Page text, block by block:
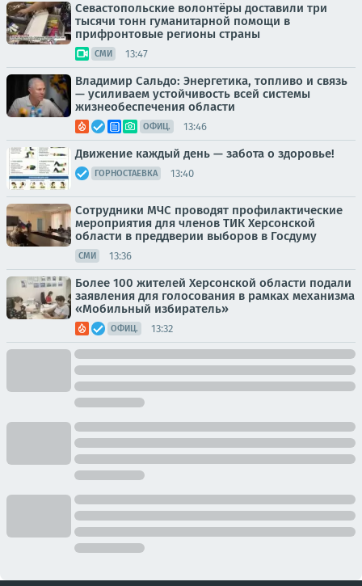
Севастопольские волонтёры доставили три
тысячи тонн гуманитарной помощи в
прифронтовые регионы страны
СМИ 13:47
Владимир Сальдо: Энергетика, топливо и связь
— усиливаем устойчивость всей системы
жизнеобеспечения области
ОФИЦ. 13:46
Движение каждый день — забота о здоровье!
ГОРНОСТАЕВКА 13:40
Сотрудники МЧС проводят профилактические
мероприятия для членов ТИК Херсонской
области в преддверии выборов в Госдуму
СМИ 13:36
Более 100 жителей Херсонской области подали
заявления для голосования в рамках механизма
«Мобильный избиратель»
ОФИЦ. 13:32